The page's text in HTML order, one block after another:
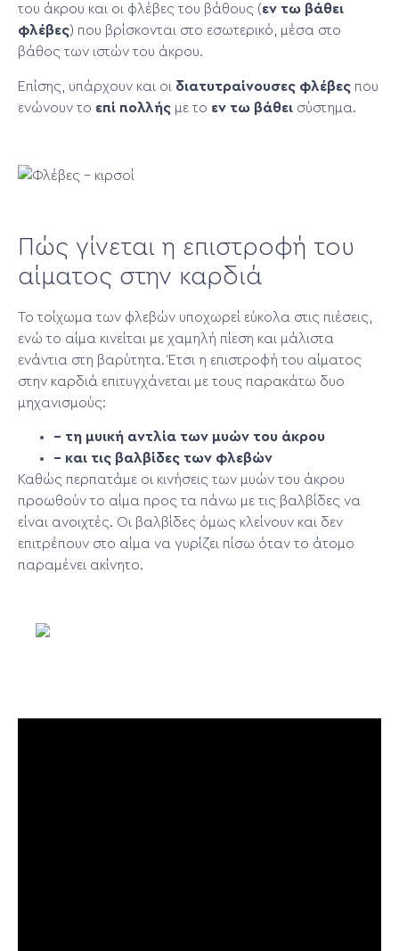
του άκρου και οι φλέβες του βάθους (εν τω βάθει
φλέβες) που βρίσκονται στο εσωτερικό, μέσα στο
βάθος των ιστών του άκρου.
Επίσης, υπάρχουν και οι διατυτραίνουσες φλέβες που
ενώνουν το επί πολλής με το εν τω βάθει σύστημα.
Πώς γίνεται η επιστροφή του
αίματος στην καρδιά
Το τοίχωμα των φλεβών υποχωρεί εύκολα στις πιέσεις,
ενώ το αίμα κινείται με χαμηλή πίεση και μάλιστα
ενάντια στη βαρύτητα. Έτσι η επιστροφή του αίματος
στην καρδιά επιτυγχάνεται με τους παρακάτω δυο
μηχανισμούς:
– τη μυική αντλία των μυών του άκρου
– και τις βαλβίδες των φλεβών
Καθώς περπατάμε οι κινήσεις των μυών του άκρου
προωθούν το αίμα προς τα πάνω με τις βαλβίδες να
είναι ανοιχτές. Οι βαλβίδες όμως κλείνουν και δεν
επιτρέπουν στο αίμα να γυρίζει πίσω όταν το άτομο
παραμένει ακίνητο.